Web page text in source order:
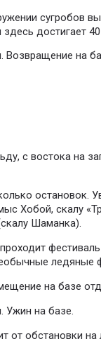
сугробов
достигает 40
Возвращение на
с востока на
остановок.
Хобой, скалу
Шаманка).
ледяные
на базе
Ужин на базе.
от обстановки